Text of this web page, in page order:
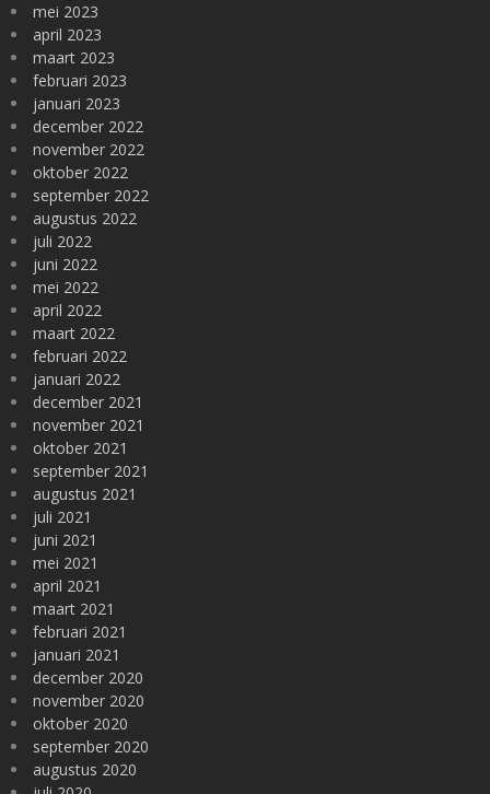
mei 2023
april 2023
maart 2023
februari 2023
januari 2023
december 2022
november 2022
oktober 2022
september 2022
augustus 2022
juli 2022
juni 2022
mei 2022
april 2022
maart 2022
februari 2022
januari 2022
december 2021
november 2021
oktober 2021
september 2021
augustus 2021
juli 2021
juni 2021
mei 2021
april 2021
maart 2021
februari 2021
januari 2021
december 2020
november 2020
oktober 2020
september 2020
augustus 2020